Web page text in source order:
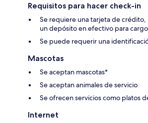
Requisitos para hacer check-in
Se requiere una tarjeta de
un depósito en efectivo para
Se puede requerir una
Mascotas
Se aceptan mascotas*
Se aceptan animales de servicio
Se ofrecen servicios como platos
Internet